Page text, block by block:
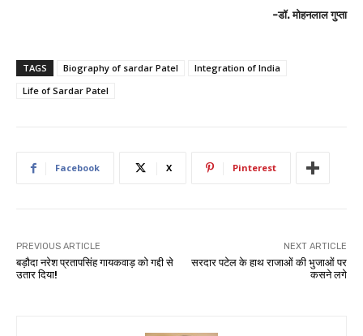
-डॉ. मोहनलाल गुप्ता
TAGS Biography of sardar Patel
Integration of India
Life of Sardar Patel
Facebook X Pinterest
PREVIOUS ARTICLE
बड़ौदा नरेश प्रतापसिंह गायकवाड़ को गद्दी से
उतार दिया!
NEXT ARTICLE
सरदार पटेल के हाथ राजाओं की भुजाओं पर
कसने लगे